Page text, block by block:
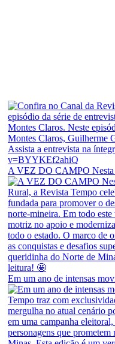
A VEZ DO CAMPO Nesta
Em um ano de intensas